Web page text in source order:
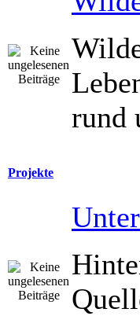
rund
Projekte